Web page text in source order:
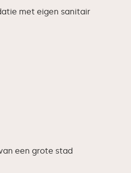
met eigen sanitair
een grote stad